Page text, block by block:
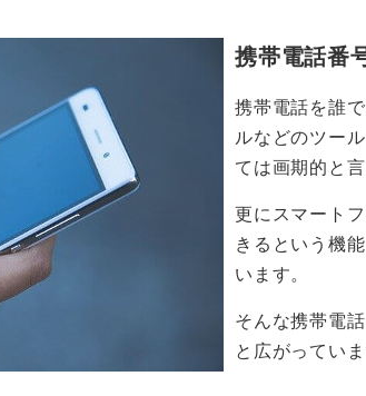
携帯電話番
携帯電話を誰
ルなどのツー
ては画期的と
更にスマート
きるという機
います。
そんな携帯電
と広がっていま